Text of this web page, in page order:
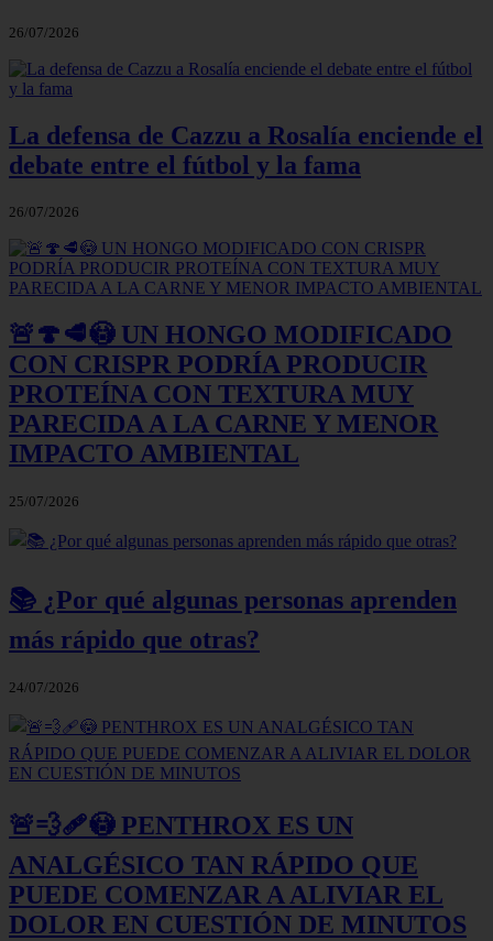
26/07/2026
La defensa de Cazzu a Rosalía enciende el
debate entre el fútbol y la fama
26/07/2026
🚨🍄🥩😳 UN HONGO MODIFICADO
CON CRISPR PODRÍA PRODUCIR
PROTEÍNA CON TEXTURA MUY
PARECIDA A LA CARNE Y MENOR
IMPACTO AMBIENTAL
25/07/2026
📚 ¿Por qué algunas personas aprenden
más rápido que otras?
24/07/2026
🚨💨🩹😳 PENTHROX ES UN
ANALGÉSICO TAN RÁPIDO QUE
PUEDE COMENZAR A ALIVIAR EL
DOLOR EN CUESTIÓN DE MINUTOS